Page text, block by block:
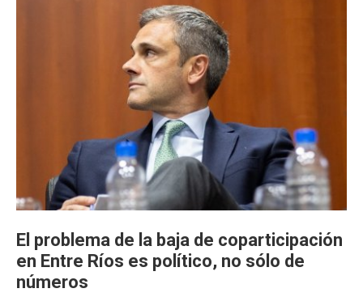
El problema de la baja de coparticipación
en Entre Ríos es político, no sólo de
números